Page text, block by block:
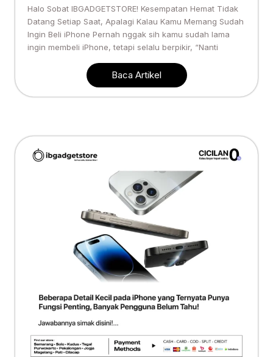
Halo Sobat IBGADGETSTORE! Kesempatan Hemat Tidak
Datang Setiap Saat, Apalagi Kalau Kamu Memang Sudah
Ingin Beli iPhone Pernah nggak sih kamu sudah lama
ingin membeli iPhone, tetapi selalu berpikir, “Nanti
Baca Artikel